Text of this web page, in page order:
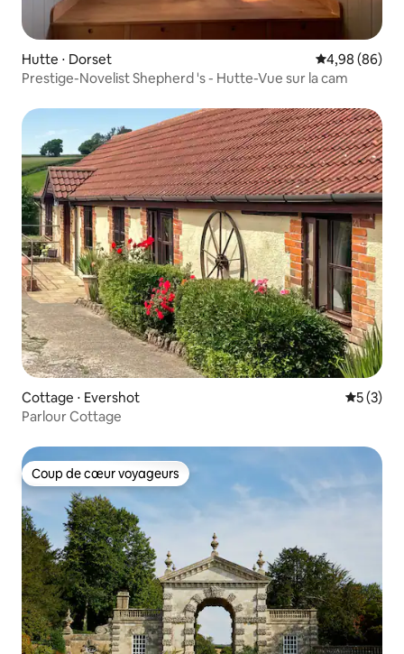
Hutte ⋅ Dorset Évaluation
4,98 (86)
Prestige-Novelist Shepherd 's - Hutte-Vue sur la cam
Cottage ⋅ Evershot
5 (3)
Parlour Cottage
Coup de cœur voyageurs
Coup de cœur voyageurs